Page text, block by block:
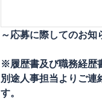
～応募に際してのお知
※履歴書及び職務経歴
別途人事担当よりご連
す。